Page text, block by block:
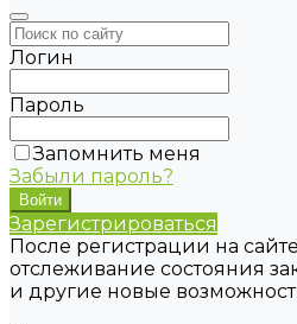
Логин
Пароль
Запомнить меня
Забыли пароль?
Зарегистрироваться
После регистрации на
отслеживание состояния
и другие новые